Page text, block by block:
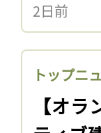
2日前
トップニ
【オ